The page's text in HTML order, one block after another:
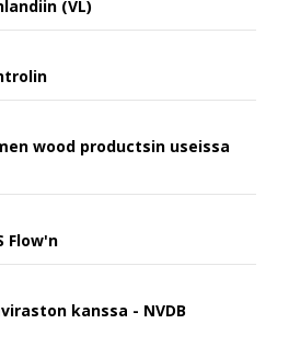
(VL)
wood productsin useissa
Flow'n
kanssa - NVDB